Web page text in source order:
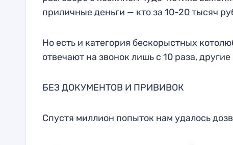
приличные деньги — кто за 10-20 тысяч
Но есть и категория бескорыстных
отвечают на звонок лишь с 10 раза,
БЕЗ ДОКУМЕНТОВ И ПРИВИВОК
Спустя миллион попыток нам удалось